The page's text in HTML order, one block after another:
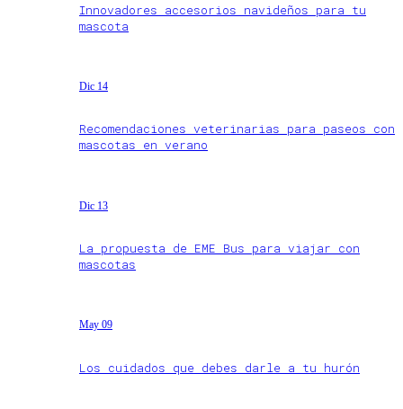
Innovadores accesorios navideños para tu
mascota
Dic 14
Recomendaciones veterinarias para paseos con
mascotas en verano
Dic 13
La propuesta de EME Bus para viajar con
mascotas
May 09
Los cuidados que debes darle a tu hurón